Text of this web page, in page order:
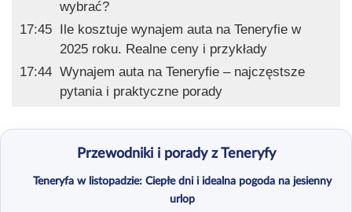
wybrać?
17:45 Ile kosztuje wynajem auta na Teneryfie w
2025 roku. Realne ceny i przykłady
17:44 Wynajem auta na Teneryfie – najczęstsze
pytania i praktyczne porady
Przewodniki i porady z Teneryfy
Teneryfa w listopadzie: Ciepłe dni i idealna pogoda na jesienny
urlop